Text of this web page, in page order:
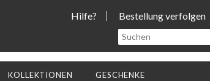
Hilfe? Bestellung verfolgen
KOLLEKTIONEN GESCHENKE